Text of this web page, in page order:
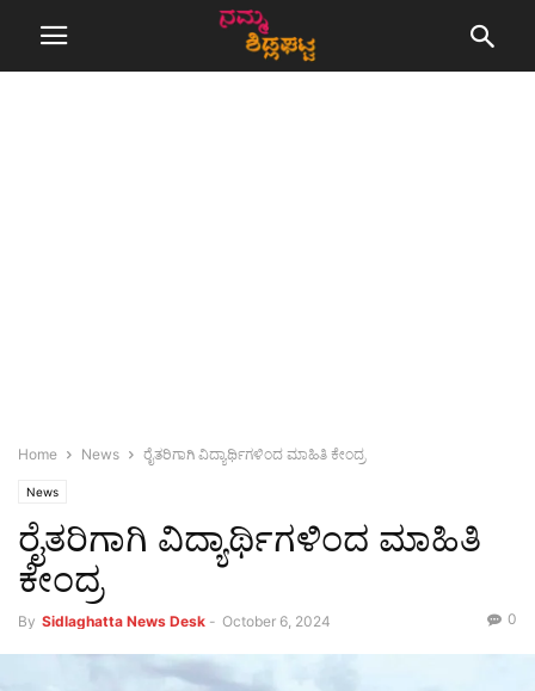
Home News ರೈತರಿಗಾಗಿ ವಿದ್ಯಾರ್ಥಿಗಳಿಂದ ಮಾಹಿತಿ ಕೇಂದ್ರ
News
ರೈತರಿಗಾಗಿ ವಿದ್ಯಾರ್ಥಿಗಳಿಂದ ಮಾಹಿತಿ
ಕೇಂದ್ರ
By Sidlaghatta News Desk - October 6, 2024 0